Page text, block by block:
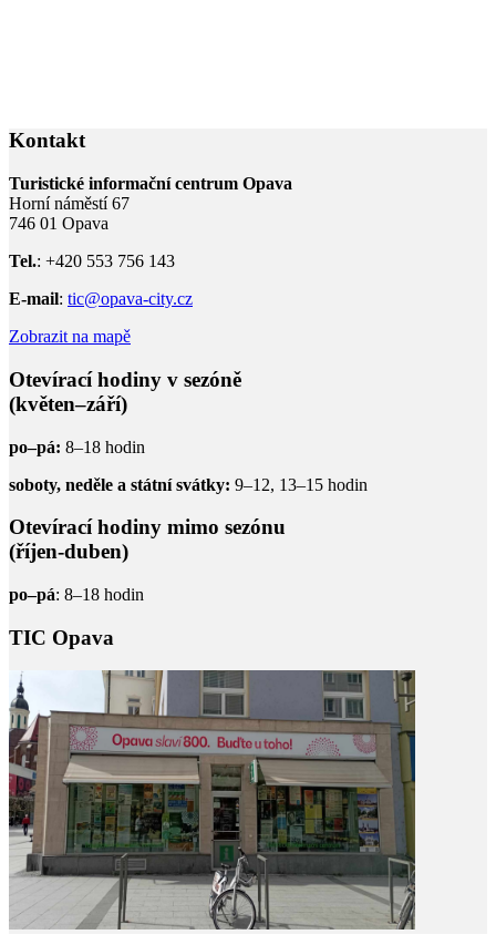
Kontakt
Turistické informační centrum Opava
Horní náměstí 67
746 01 Opava
Tel.: +420 553 756 143
E-mail: tic@opava-city.cz
Zobrazit na mapě
Otevírací hodiny v sezóně
(květen–září)
po–pá: 8–18 hodin
soboty, neděle a státní svátky: 9–12, 13–15 hodin
Otevírací hodiny mimo sezónu
(říjen-duben)
po–pá: 8–18 hodin
TIC Opava